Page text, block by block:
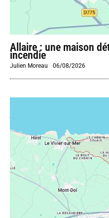
Allaire : une maison
incendie
Julien Moreau -06/08/2026